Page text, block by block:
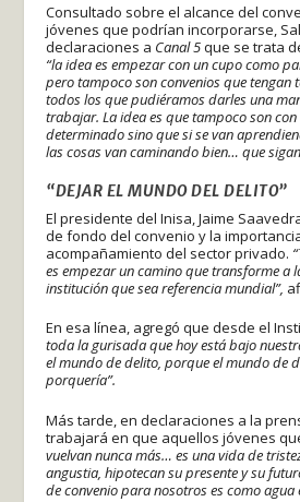
Consultado sobre el alcance del
jóvenes que podrían incorporarse,
declaraciones a Canal 5que se trata
“la idea es empezar con un cupo como
pero tampoco son convenios que tengan
todos los que pudiéramos darles una
trabajar. La idea es que tampoco son
determinado sino que si se van
las cosas van caminando bien… que
“DEJAR EL MUNDO DEL DELITO”
El presidente del Inisa, Jaime
de fondo del convenio y la
acompañamiento del sector privado.
es empezar un camino que transforme a
institución que sea referencia mundial”,
En esa línea, agregó que desde el
toda la gurisada que hoy está bajo
el mundo de delito, porque el mundo de
porquería”.
Más tarde, en declaraciones a la
trabajará en que aquellos jóvenes
vuelvan nunca más… es una vida de
angustia, hipotecan su presente y su
de convenio para nosotros es como agua